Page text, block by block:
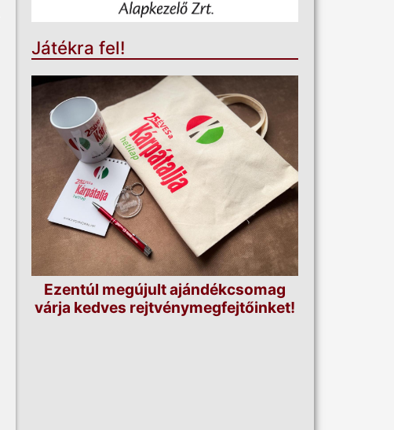
Játékra fel!
Ezentúl megújult ajándékcsomag
várja kedves rejtvénymegfejtőinket!